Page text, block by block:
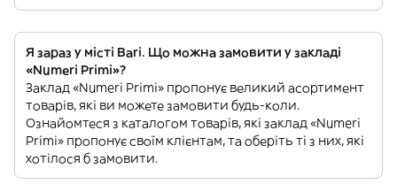
Я зараз у місті Bari. Що можна замовити у закладі
«Numeri Primi»?
Заклад «Numeri Primi» пропонує великий асортимент
товарів, які ви можете замовити будь-коли.
Ознайомтеся з каталогом товарів, які заклад «Numeri
Primi» пропонує своїм клієнтам, та оберіть ті з них, які
хотілося б замовити.